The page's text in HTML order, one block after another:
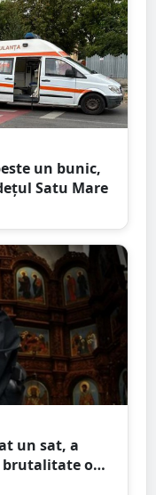
un bunic,
Satu Mare
un sat, a
brutalitate o